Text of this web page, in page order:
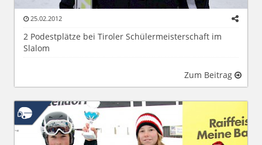
25.02.2012
2 Podestplätze bei Tiroler Schülermeisterschaft im
Slalom
Zum Beitrag